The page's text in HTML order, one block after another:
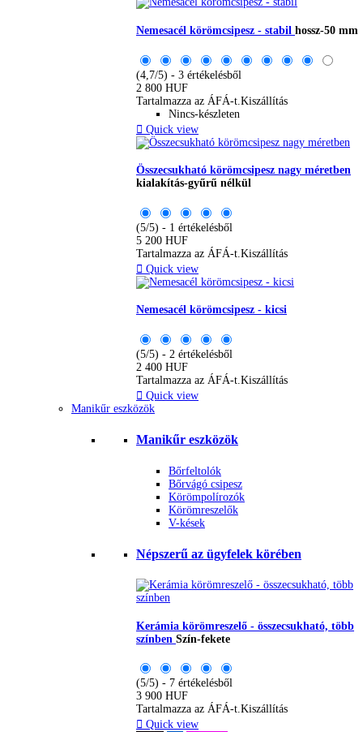
Nemesacél körömcsipesz - stabil hossz-50 mm
(4,7/5) - 3 értékelésből
2 800 HUF
Tartalmazza az ÁFÁ-t. Kiszállítás
Nincs-készleten
 Quick view
Összecsukható körömcsipesz nagy méretben
kialakítás-gyűrű nélkül
(5/5) - 1 értékelésből
5 200 HUF
Tartalmazza az ÁFÁ-t. Kiszállítás
 Quick view
Nemesacél körömcsipesz - kicsi
(5/5) - 2 értékelésből
2 400 HUF
Tartalmazza az ÁFÁ-t.Kiszállítás
 Quick view
Manikűr eszközök
Manikűr eszközök
Bőrfeltolók
Bőrvágó csipesz
Körömpolírozók
Körömreszelők
V-kések
Népszerű az ügyfelek körében
Kerámia körömreszelő - összecsukható, több
színben Szín-fekete
(5/5) - 7 értékelésből
3 900 HUF
Tartalmazza az ÁFÁ-t.Kiszállítás
 Quick view